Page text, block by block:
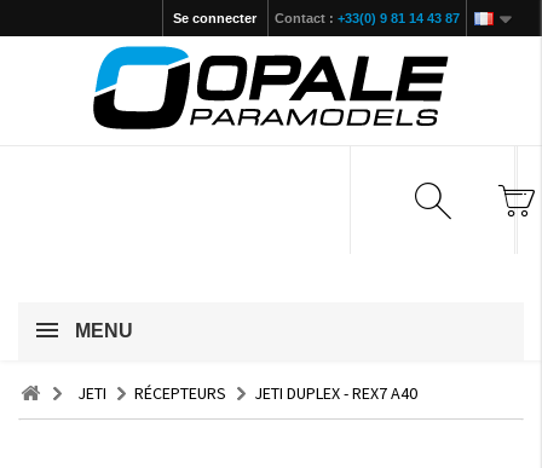
Contact : +33(0) 9 81 14 43 87
Se connecter
MENU
JETI RÉCEPTEURS JETI DUPLEX - REX7 A40